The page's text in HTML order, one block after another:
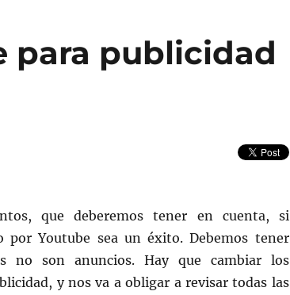
para publicidad
que deberemos tener en cuenta, si
por Youtube sea un éxito. Debemos tener
no son anuncios. Hay que cambiar los
y nos va a obligar a revisar todas las